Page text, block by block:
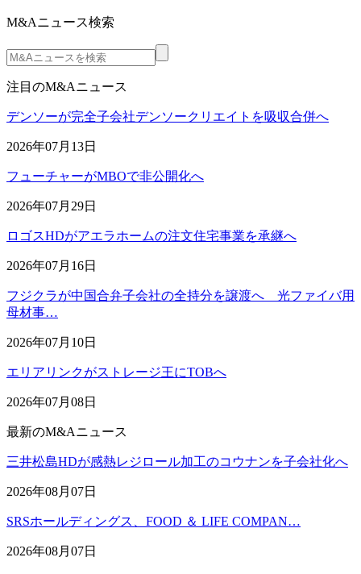
M&Aニュース検索
注目のM&Aニュース
デンソーが完全子会社デンソークリエイトを吸収合併へ
2026年07月13日
フューチャーがMBOで非公開化へ
2026年07月29日
ロゴスHDがアエラホームの注文住宅事業を承継へ
2026年07月16日
フジクラが中国合弁子会社の全持分を譲渡へ 光ファイバ用
母材事…
2026年07月10日
エリアリンクがストレージ王にTOBへ
2026年07月08日
最新のM&Aニュース
三井松島HDが感熱レジロール加工のコウナンを子会社化へ
2026年08月07日
SRSホールディングス、FOOD ＆ LIFE COMPAN…
2026年08月07日